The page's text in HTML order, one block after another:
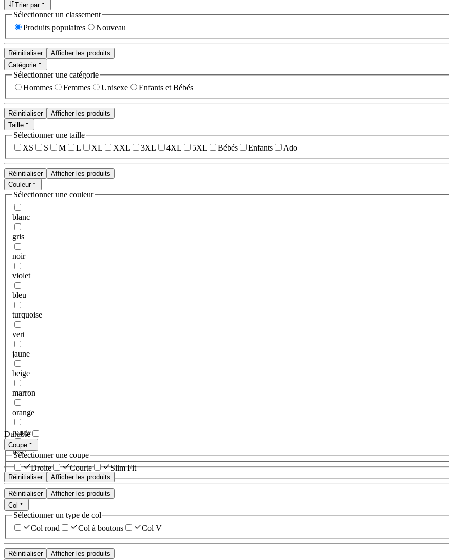
Trier par
Sélectionner un classement
Produits populaires
Nouveau
Réinitialiser
Afficher les produits
Catégorie
Sélectionner une catégorie
Hommes
Femmes Unisexe Enfants et Bébés
Réinitialiser
Afficher les produits
Taille
Sélectionner une taille
XS
S M L XL XXL 3XL 4XL 5XL Bébés Enfants Ado
Réinitialiser
Afficher les produits
Couleur
Sélectionner une couleur
blanc
gris
noir
violet
bleu
turquoise
vert
jaune
beige
marron
orange
rouge
rose
Réinitialiser Afficher les produits
Durable
Coupe
Sélectionner une coupe
Droite
Courte Slim Fit
Réinitialiser
Afficher les produits
Col
Sélectionner un type de col
Col rond
Col à boutons Col V
Réinitialiser
Afficher les produits